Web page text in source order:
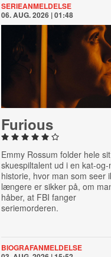
SERIEANMELDELSE
06. AUG. 2026 | 01:48
Furious
Emmy Rossum folder hele sit
skuespiltalent ud i en kat-
historie, hvor man som seer
længere er sikker på, om
håber, at FBI fanger
seriemorderen.
BIOGRAFANMELDELSE